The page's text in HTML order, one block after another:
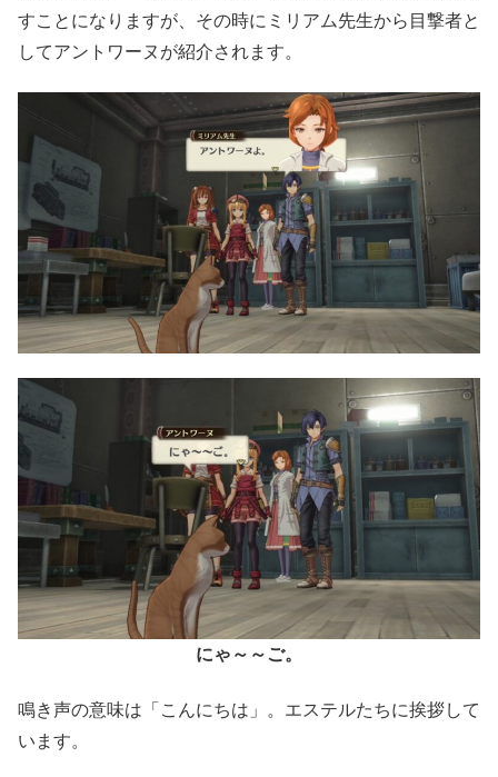
すことになりますが、その時にミリアム先生から目撃者と
してアントワーヌが紹介されます。
にゃ～～ご。
鳴き声の意味は「こんにちは」。エステルたちに挨拶して
います。